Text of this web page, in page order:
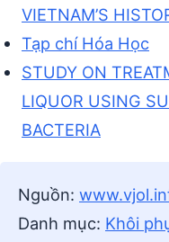
VIETNAM’S
Tạp chí Hóa Học
STUDY ON
LIQUOR USING
BACTERIA
Nguồn:
Danh mục: Khôi